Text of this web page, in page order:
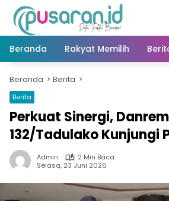
Langsung
konten
Beranda
Rakyat Memilih
Beranda Berita
Berita
Perkuat Sinergi, Danrem
132/Tadulako Kunjungi
Admin
2 Min Baca
Selasa, 23 Juni 2026